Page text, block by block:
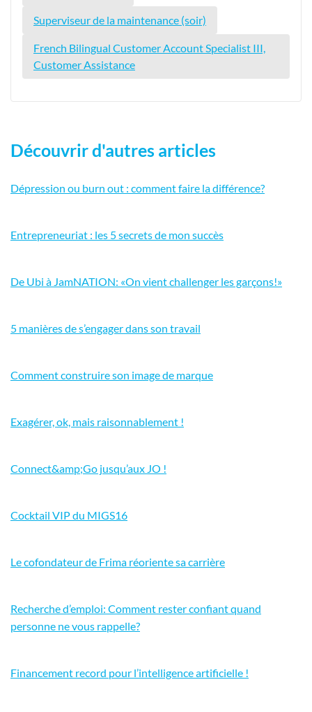
Superviseur de la maintenance (soir)
French Bilingual Customer Account Specialist III,
Customer Assistance
Découvrir d'autres articles
Dépression ou burn out : comment faire la différence?
Entrepreneuriat : les 5 secrets de mon succès
De Ubi à JamNATION: «On vient challenger les garçons!»
5 manières de s’engager dans son travail
Comment construire son image de marque
Exagérer, ok, mais raisonnablement !
Connect&amp;Go jusqu’aux JO !
Cocktail VIP du MIGS16
Le cofondateur de Frima réoriente sa carrière
Recherche d’emploi: Comment rester confiant quand
personne ne vous rappelle?
Financement record pour l’intelligence artificielle !